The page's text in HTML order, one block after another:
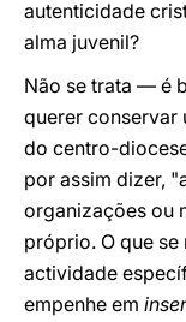
autenticidade
alma juvenil?
Não se trata — é
querer conservar
do centro-
por assim dizer,
organizações ou
próprio. O que se
actividade
empenhe em